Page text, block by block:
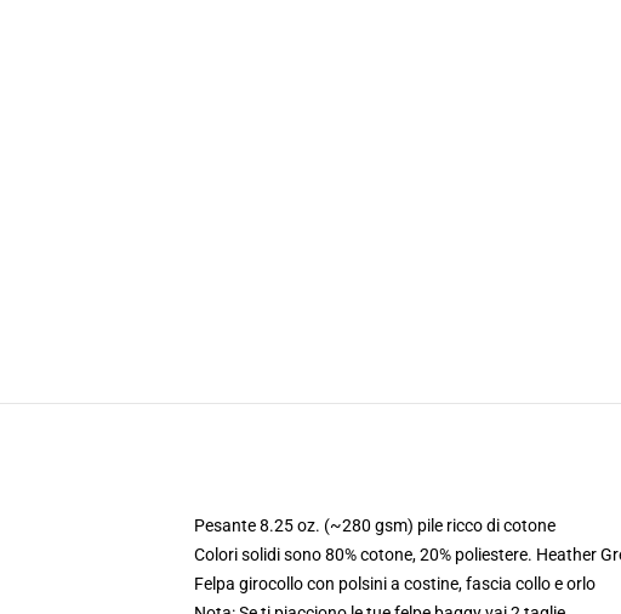
Pesante 8.25 oz. (~280 gsm) pile ricco di cotone
Colori solidi sono 80% cotone, 20% poliestere. Heather
Felpa girocollo con polsini a costine, fascia collo e orlo